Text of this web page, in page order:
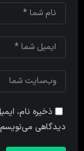
ذخیره نام،
دیدگاهی